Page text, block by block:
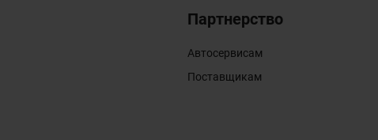
Партнерство
Автосервисам
Поставщикам